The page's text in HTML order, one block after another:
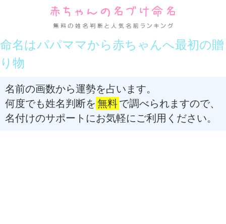
命名はパパママから赤ちゃんへ最初の贈
り物
名前の画数から運勢を占います。
何度でも姓名判断を 無料で調べられますので、
名付けのサポートにお気軽にご利用ください。